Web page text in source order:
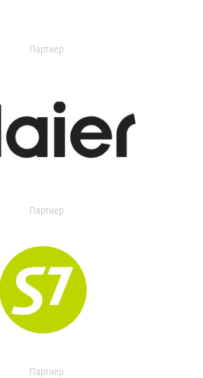
Партнер
Партнер
Партнер